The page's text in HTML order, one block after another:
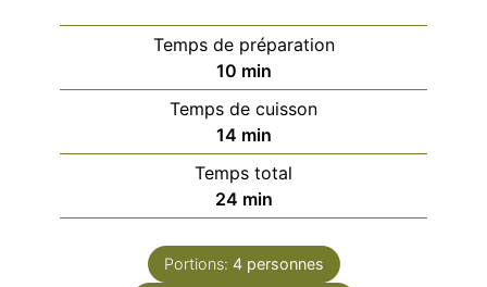
Temps de préparation
10minutes
min
Temps de cuisson
14minutes
min
Temps total
24minutes
min
Portions: 4 personnes